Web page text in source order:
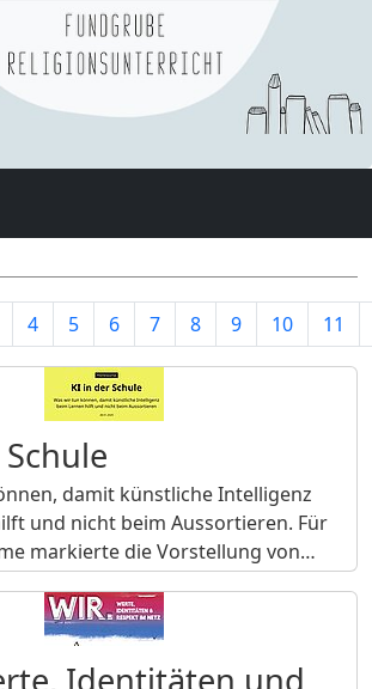
4 5 6 7 8 9 10 11
damit künstliche Intelligenz
und nicht beim Aussortieren. Für
markierte die Vorstellung von…